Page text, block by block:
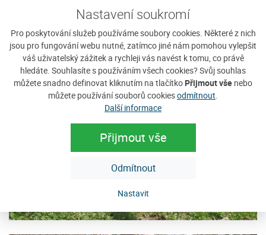
Nastavení soukromí
Pro poskytování služeb používáme soubory cookies. Některé z nich
jsou pro fungování webu nutné, zatímco jiné nám pomohou vylepšit
váš uživatelský zážitek a rychleji vás navést k tomu, co právě
hledáte. Souhlasíte s používáním všech cookies? Svůj souhlas
můžete snadno definovat kliknutím na tlačítko Přijmout vše nebo
můžete používání souborů cookiesodmítnout
Další informace
Přijmout vše
Odmítnout
Nastavit